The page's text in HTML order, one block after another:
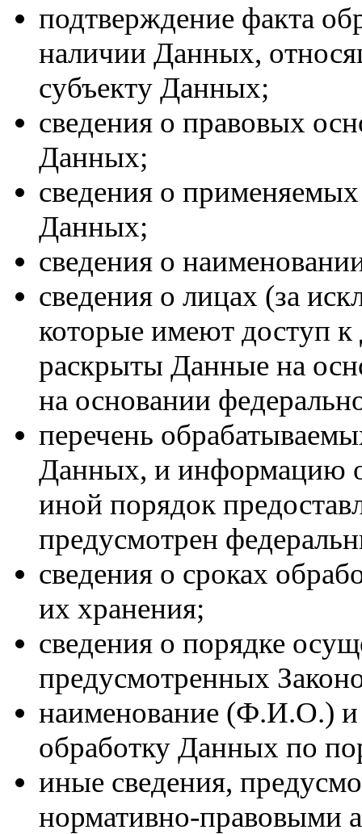
подтверждение факта
наличии Данных,
субъекту Данных;
сведения о правовых
Данных;
сведения о
Данных;
сведения о
сведения о лицах (за
которые имеют доступ
раскрыты Данные на
на основании
перечень
Данных, и информацию
иной порядок
предусмотрен
сведения о сроках
их хранения;
сведения о порядке
предусмотренных
наименование (Ф.И.О.) и
обработку Данных по
иные сведения,
нормативно-правовыми